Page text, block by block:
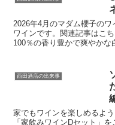
2026年4月のマダム櫻子の
ワインです。関連記事はこ
100％の香り豊かで爽やか
西田酒店の出来事
家でもワインを楽しめるよ
「家飲みワインDセット」